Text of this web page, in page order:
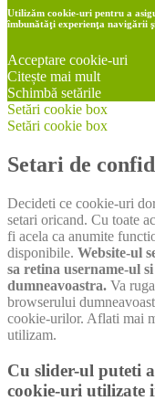
Utilizăm cookie-uri pentru a
îmbunătăţi experienţa navigării
Acceptare cookie-uri
Citește mai mult
Schimbă setările
Setări cookie box
Setări cookie box
Setari de
Decideti ce cookie-uri
setari oricand. Cu toate
fi acela ca anumite
disponibile. Website-ul
sa retina username-ul
dumneavoastra. Va
browserului
cookie-urilor. Aflati mai
utilizam.
Cu slider-ul puteti
cookie-uri utilizate